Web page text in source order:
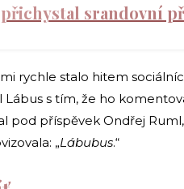
přichystal srandovní
rychle stalo hitem
Lábus s tím, že ho
pod příspěvek Ondřej
„Lábubus.“